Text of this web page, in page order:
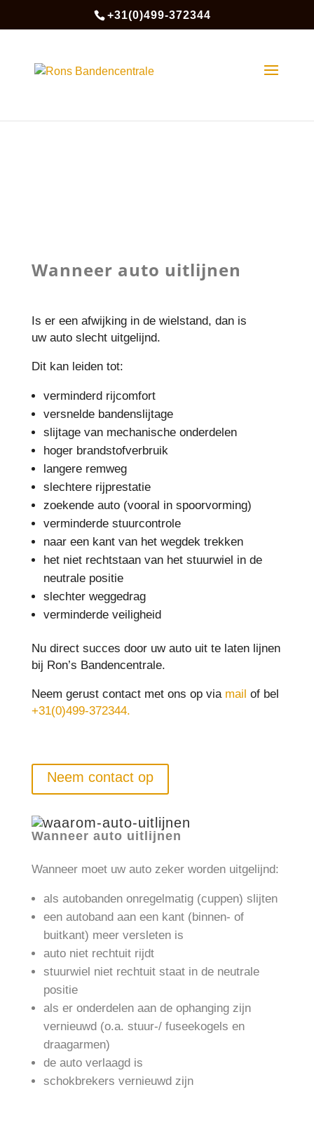
+31(0)499-372344
Wanneer auto uitlijnen
Wanneer auto uitlijnen
Is er een afwijking in de wielstand, dan is
uw auto slecht uitgelijnd.
Dit kan leiden tot:
verminderd rijcomfort
versnelde bandenslijtage
slijtage van mechanische onderdelen
hoger brandstofverbruik
langere remweg
slechtere rijprestatie
zoekende auto (vooral in spoorvorming)
verminderde stuurcontrole
naar een kant van het wegdek trekken
het niet rechtstaan van het stuurwiel in de
neutrale positie
slechter weggedrag
verminderde veiligheid
Nu direct succes door uw auto uit te laten lijnen
bij Ron’s Bandencentrale.
Neem gerust contact met ons op via mail of bel
+31(0)499-372344.
Neem contact op
Wanneer auto uitlijnen
Wanneer moet uw auto zeker worden uitgelijnd:
als autobanden onregelmatig (cuppen) slijten
een autoband aan een kant (binnen- of
buitkant) meer versleten is
auto niet rechtuit rijdt
stuurwiel niet rechtuit staat in de neutrale
positie
als er onderdelen aan de ophanging zijn
vernieuwd (o.a. stuur-/ fuseekogels en
draagarmen)
de auto verlaagd is
schokbrekers vernieuwd zijn